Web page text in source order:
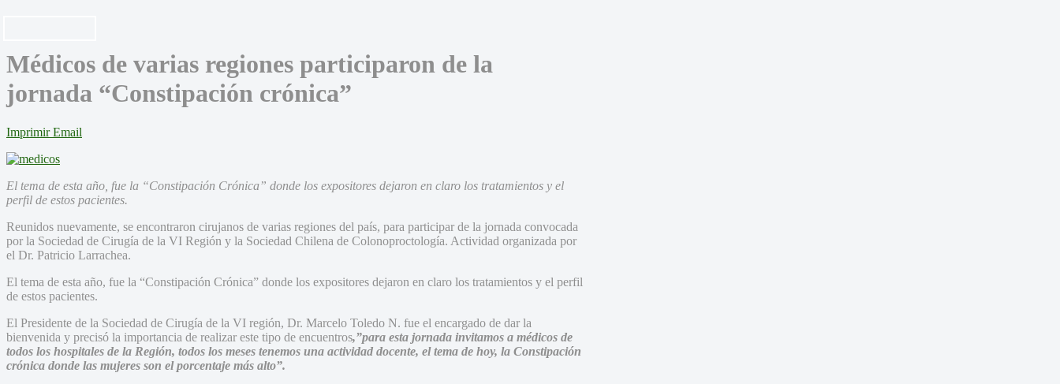
Médicos de varias regiones participaron de la
jornada “Constipación crónica”
Imprimir Email
El tema de esta año, fue la “Constipación Crónica” donde los expositores dejaron en claro los tratamientos y el
perfil de estos pacientes.
Reunidos nuevamente, se encontraron cirujanos de varias regiones del país, para participar de la jornada convocada
por la Sociedad de Cirugía de la VI Región y la Sociedad Chilena de Colonoproctología. Actividad organizada por
el Dr. Patricio Larrachea.
El tema de esta año, fue la “Constipación Crónica” donde los expositores dejaron en claro los tratamientos y el perfil
de estos pacientes.
El Presidente de la Sociedad de Cirugía de la VI región, Dr. Marcelo Toledo N. fue el encargado de dar la
bienvenida y precisó la importancia de realizar este tipo de encuentros,”para esta jornada invitamos a médicos de
todos los hospitales de la Región, todos los meses tenemos una actividad docente, el tema de hoy, la Constipación
crónica donde las mujeres son el porcentaje más alto”.